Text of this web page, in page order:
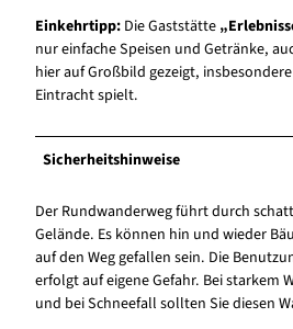
Einkehrtipp: Die Gaststätte
nur einfache Speisen und Getränke,
hier auf Großbild gezeigt,
Eintracht spielt.
Sicherheitshinweise
Der Rundwanderweg führt durch
Gelände. Es können hin und wieder
auf den Weg gefallen sein. Die
erfolgt auf eigene Gefahr. Bei starkem
und bei Schneefall sollten Sie diesen